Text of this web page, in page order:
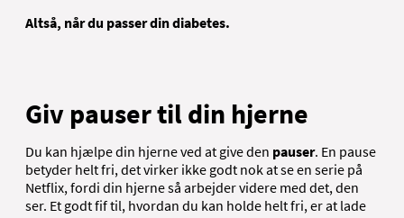
Altså, når du passer din diabetes.
Giv pauser til din hjerne
Du kan hjælpe din hjerne ved at give den pauser. En pause
betyder helt fri, det virker ikke godt nok at se en serie på
Netflix, fordi din hjerne så arbejder videre med det, den
ser. Et godt fif til, hvordan du kan holde helt fri, er at lade